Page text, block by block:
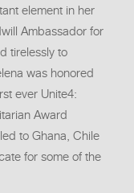
element in her
Ambassador for
tirelessly to
was honored
ever Unite4:
Award
to Ghana, Chile
for some of the